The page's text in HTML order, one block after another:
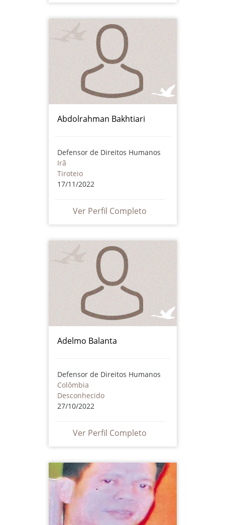
Abdolrahman Bakhtiari
Defensor de Direitos Humanos
Irã
Tiroteio
17/11/2022
Ver Perfil Completo
Adelmo Balanta
Defensor de Direitos Humanos
Colômbia
Desconhecido
27/10/2022
Ver Perfil Completo